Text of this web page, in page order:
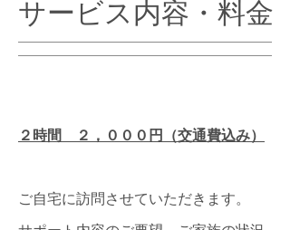
サービス内容・料金
２時間 ２，０００円（交通費込み）
ご自宅に訪問させていただきます。